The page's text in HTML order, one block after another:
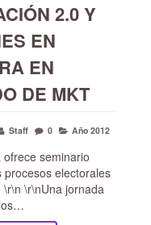
2.0 Y
EN
EN
DE MKT
Staff 0 Año 2012
seminario
procesos electorales
\r\nUna jornada